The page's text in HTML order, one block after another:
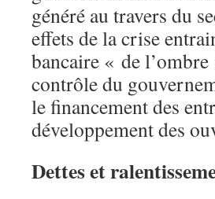
généré au travers du
effets de la crise
bancaire « de
contrôle du
le financement des
développement des
Dettes et